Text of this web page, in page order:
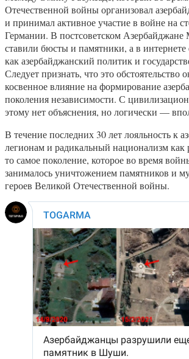
Отечественной войны организовал
и принимал активное участие в войне на
Германии. В постсоветском Азербайджане
ставили бюсты и памятники, а в интернете
как азербайджанский политик и
Следует признать, что это обстоятельство
косвенное влияние на формирование
поколения независимости. С
этому нет объяснения, но логически —
В течение последних 30 лет лояльность к
легионам и радикальный национализм как
то самое поколение, которое во время
занималось уничтожением памятников и
героев Великой Отечественной войны.